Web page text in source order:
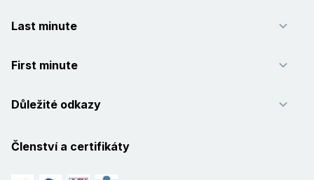
Last minute
First minute
Důležité odkazy
Členství a certifikáty